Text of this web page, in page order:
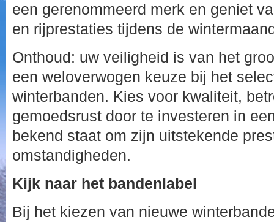
een gerenommeerd merk en geniet
en rijprestaties tijdens de
Onthoud: uw veiligheid is van het
een weloverwogen keuze bij het
winterbanden. Kies voor kwaliteit,
gemoedsrust door te investeren in
bekend staat om zijn uitstekende
omstandigheden.
Kijk naar het bandenlabel
Bij het kiezen van nieuwe